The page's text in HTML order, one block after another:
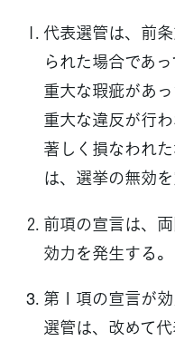
代表選管は、前
られた場合であ
重大な瑕疵があ
重大な違反が行
著しく損なわれ
は、選挙の無効
前項の宣言は、
効力を発生する。
第１項の宣言が
選管は、改めて